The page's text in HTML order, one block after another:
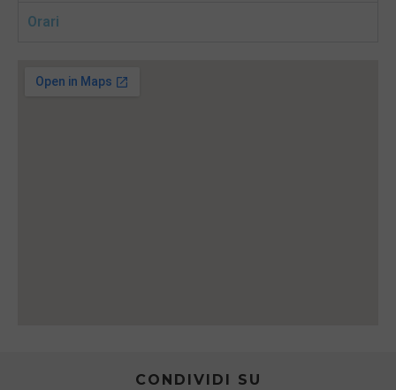
Orari
CONDIVIDI SU